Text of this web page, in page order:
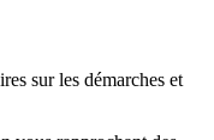
sur les démarches et